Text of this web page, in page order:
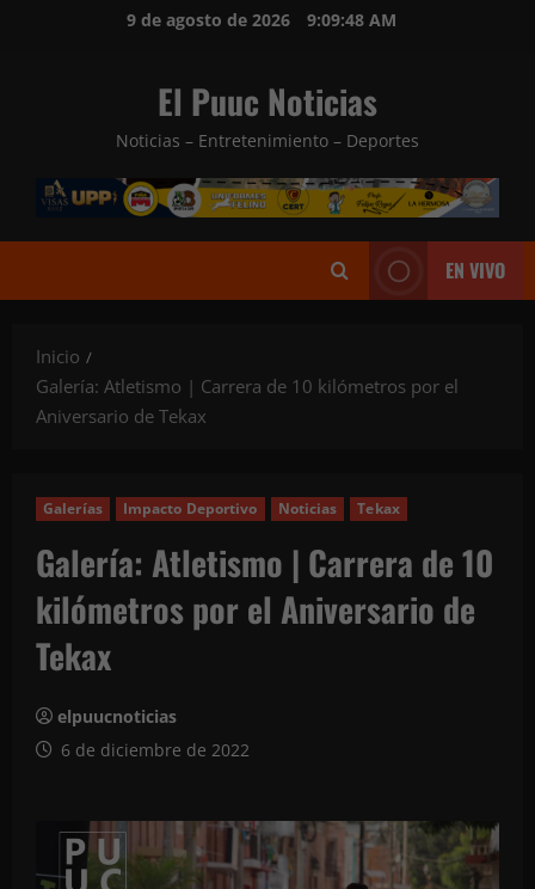
9 de agosto de 2026 9:09:51 AM
El Puuc Noticias
Noticias – Entretenimiento – Deportes
EN VIVO
Inicio
Galería: Atletismo | Carrera de 10 kilómetros por el
Aniversario de Tekax
Galerías Impacto Deportivo Noticias Tekax
Galería: Atletismo | Carrera de 10
kilómetros por el Aniversario de
Tekax
elpuucnoticias
6 de diciembre de 2022